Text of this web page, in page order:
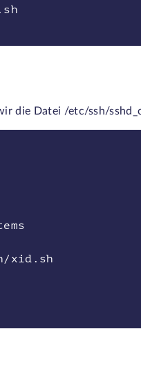
die Datei /etc/ssh/
xid.sh